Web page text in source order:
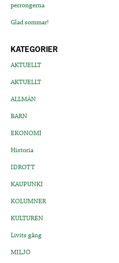
perrongerna
Glad sommar!
KATEGORIER
AKTUELLT
AKTUELLT
ALLMÄN
BARN
EKONOMI
Historia
IDROTT
KAUPUNKI
KOLUMNER
KULTUREN
Livits gång
MILJÖ